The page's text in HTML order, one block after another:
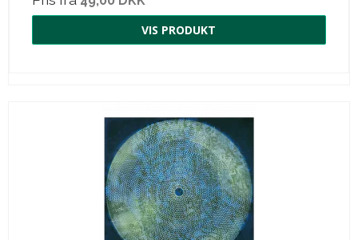
VIS PRODUKT